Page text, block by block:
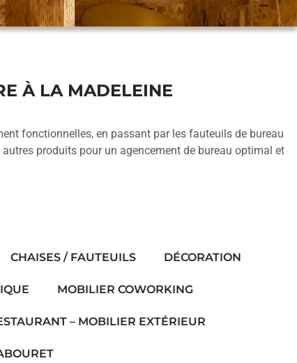
À LA MADELEINE
fonctionnelles, en passant par les fauteuils de bureau
produits pour un agencement de bureau optimal et
CHAISES / FAUTEUILS DÉCORATION
MOBILIER COWORKING
– MOBILIER EXTÉRIEUR